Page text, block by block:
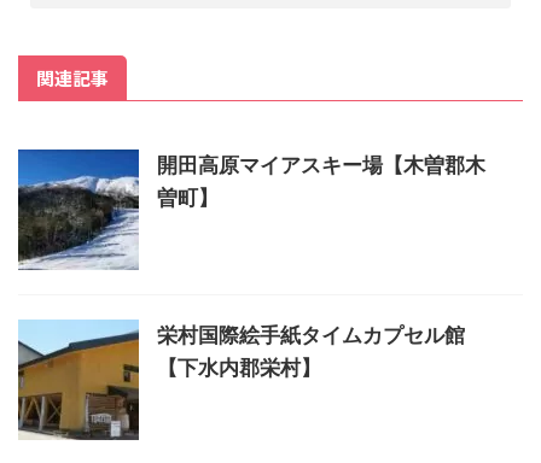
関連記事
開田高原マイアスキー場【木曽郡木
曽町】
栄村国際絵手紙タイムカプセル館
【下水内郡栄村】